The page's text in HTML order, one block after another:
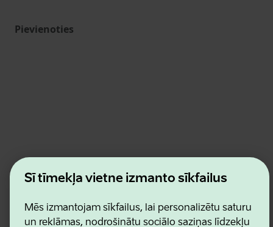
Šī tīmekļa vietne izmanto sīkfailus
Mēs izmantojam sīkfailus, lai personalizētu saturu
un reklāmas, nodrošinātu sociālo saziņas līdzekļu
Pievienoties
Estonian Business and Innovation Agency
Kontakti
Lietošanas noteikumi
Sīkdatņu un konfidencialitātes politika